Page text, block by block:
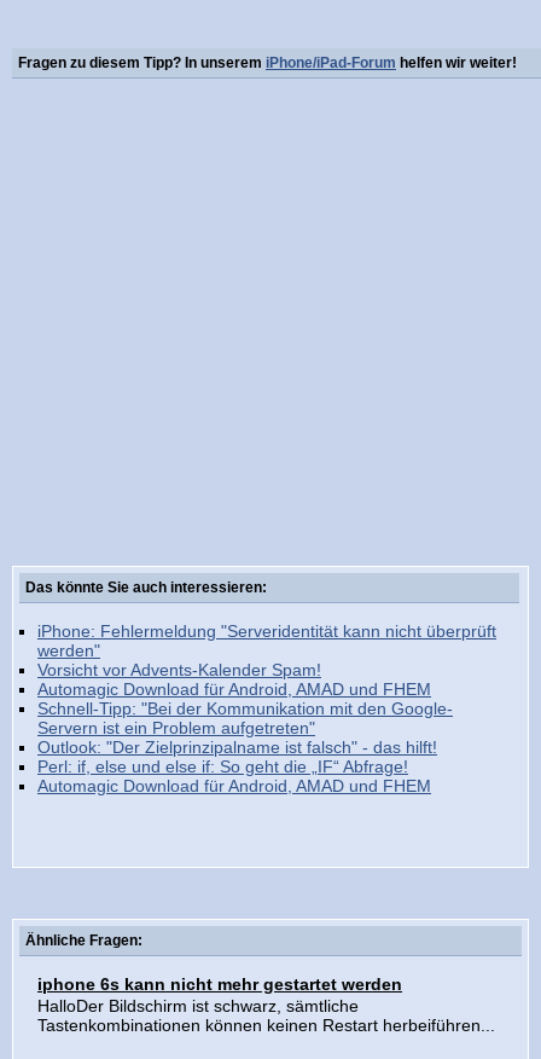
Fragen zu diesem Tipp? In unserem iPhone/iPad-Forum helfen wir weiter!
Das könnte Sie auch interessieren:
iPhone: Fehlermeldung "Serveridentität kann nicht überprüft
werden"
Vorsicht vor Advents-Kalender Spam!
Automagic Download für Android, AMAD und FHEM
Schnell-Tipp: "Bei der Kommunikation mit den Google-
Servern ist ein Problem aufgetreten"
Outlook: "Der Zielprinzipalname ist falsch" - das hilft!
Perl: if, else und else if: So geht die „IF“ Abfrage!
Automagic Download für Android, AMAD und FHEM
Ähnliche Fragen:
iphone 6s kann nicht mehr gestartet werden
HalloDer Bildschirm ist schwarz, sämtliche
Tastenkombinationen können keinen Restart herbeiführen...